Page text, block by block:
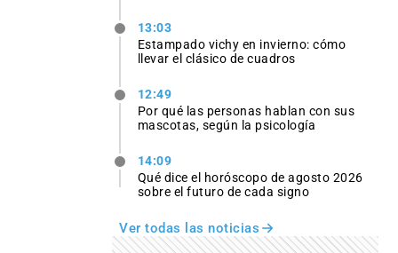
13:03
Estampado vichy en invierno: cómo
llevar el clásico de cuadros
12:49
Por qué las personas hablan con sus
mascotas, según la psicología
14:09
Qué dice el horóscopo de agosto 2026
sobre el futuro de cada signo
Ver todas las noticias